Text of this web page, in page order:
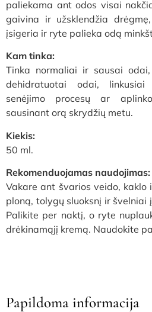
paliekama ant odos visai
gaivina ir užsklendžia
įsigeria ir ryte palieka odą
Kam tinka:
Tinka normaliai ir sausai
dehidratuotai odai,
senėjimo procesų ar
sausinant orą skrydžių metu.
Kiekis:
50 ml.
Rekomenduojamas naudojimas:
Vakare ant švarios veido, kaklo
ploną, tolygų sluoksnį ir švelniai
Palikite per naktį, o ryte
drėkinamąjį kremą. Naudokite
Papildoma informacija